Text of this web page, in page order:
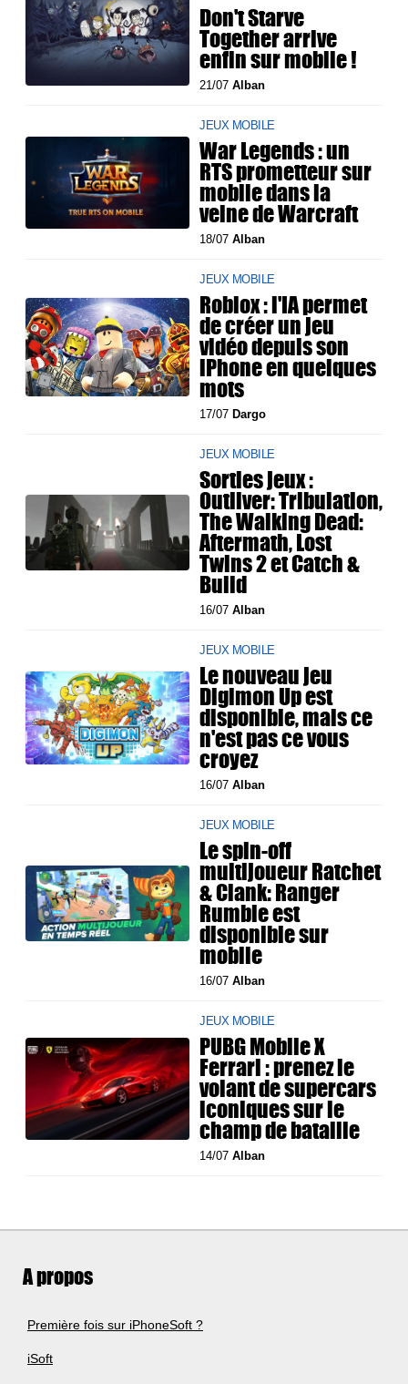
Don't Starve
Together arrive
enfin sur mobile !
21/07Alban
JEUX MOBILE
War Legends : un
RTS prometteur sur
mobile dans la
veine de Warcraft
18/07Alban
JEUX MOBILE
Roblox : l'IA permet
de créer un jeu
vidéo depuis son
iPhone en quelques
mots
17/07 Dargo
JEUX MOBILE
Sorties jeux :
Outliver: Tribulation,
The Walking Dead:
Aftermath, Lost
Twins 2 et Catch &
Build
16/07Alban
JEUX MOBILE
Le nouveau jeu
Digimon Up est
disponible, mais ce
n'est pas ce vous
croyez
16/07Alban
JEUX MOBILE
Le spin-off
multijoueur Ratchet
& Clank: Ranger
Rumble est
disponible sur
mobile
16/07Alban
JEUX MOBILE
PUBG Mobile X
Ferrari : prenez le
volant de supercars
iconiques sur le
champ de bataille
14/07Alban
A propos
Première fois sur iPhoneSoft ?
iSoft